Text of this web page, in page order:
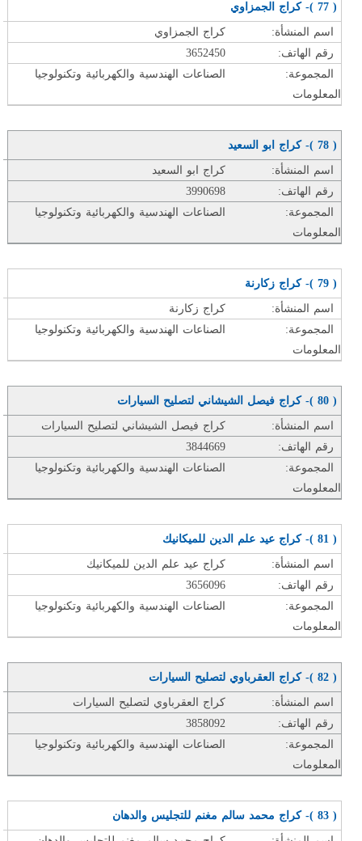
( 77 )- كراج الجمزاوي
اسم المنشأة:
كراج الجمزاوي
رقم الهاتف:
3652450
المجموعة:
الصناعات الهندسية والكهربائية وتكنولوجيا
المعلومات
( 78 )- كراج ابو السعيد
اسم المنشأة:
كراج ابو السعيد
رقم الهاتف:
3990698
المجموعة:
الصناعات الهندسية والكهربائية وتكنولوجيا
المعلومات
( 79 )- كراج زكارنة
اسم المنشأة:
كراج زكارنة
المجموعة:
الصناعات الهندسية والكهربائية وتكنولوجيا
المعلومات
( 80 )- كراج فيصل الشيشاني لتصليح السيارات
اسم المنشأة:
كراج فيصل الشيشاني لتصليح السيارات
رقم الهاتف:
3844669
المجموعة:
الصناعات الهندسية والكهربائية وتكنولوجيا
المعلومات
( 81 )- كراج عيد علم الدين للميكانيك
اسم المنشأة:
كراج عيد علم الدين للميكانيك
رقم الهاتف:
3656096
المجموعة:
الصناعات الهندسية والكهربائية وتكنولوجيا
المعلومات
( 82 )- كراج العقرباوي لتصليح السيارات
اسم المنشأة:
كراج العقرباوي لتصليح السيارات
رقم الهاتف:
3858092
المجموعة:
الصناعات الهندسية والكهربائية وتكنولوجيا
المعلومات
( 83 )- كراج محمد سالم مغنم للتجليس والدهان